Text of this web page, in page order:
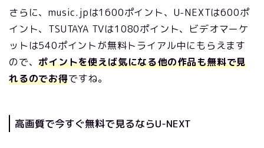
さらに、music.jpは1600ポイント、 U-NEXTは600ポ
イント、TSUTAYA TVは1080ポイント、 ビデオマーケ
ットは540ポイント が無料トライアル中にもらえます
ので、ポイントを使えば気になる他の作品も無料で見
れるのでお得ですね。
高画質で今すぐ無料で見るならU-NEXT